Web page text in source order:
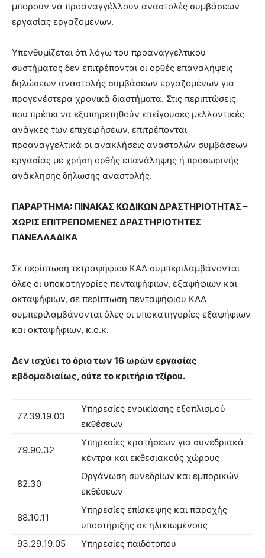
μπορούν να προαναγγέλλουν αναστολές συμβάσεων
εργασίας εργαζομένων.
Υπενθυμίζεται ότι λόγω του προαναγγελτικού
συστήματος δεν επιτρέπονται οι ορθές επαναλήψεις
δηλώσεων αναστολής συμβάσεων εργαζομένων για
προγενέστερα χρονικά διαστήματα. Στις περιπτώσεις
που πρέπει να εξυπηρετηθούν επείγουσες μελλοντικές
ανάγκες των επιχειρήσεων, επιτρέπονται
προαναγγελτικά οι ανακλήσεις αναστολών συμβάσεων
εργασίας με χρήση ορθής επανάληψης ή προσωρινής
ανάκλησης δήλωσης αναστολής.
ΠΑΡΑΡΤΗΜΑ: ΠΙΝΑΚΑΣ ΚΩΔΙΚΩΝ ΔΡΑΣΤΗΡΙΟΤΗΤΑΣ –
ΧΩΡΙΣ ΕΠΙΤΡΕΠΟΜΕΝΕΣ ΔΡΑΣΤΗΡΙΟΤΗΤΕΣ
ΠΑΝΕΛΛΑΔΙΚΑ
Σε περίπτωση τετραψήφιου ΚΑΔ συμπεριλαμβάνονται
όλες οι υποκατηγορίες πενταψήφιων, εξαψήφιων και
οκταψήφιων, σε περίπτωση πενταψήφιου ΚΑΔ
συμπεριλαμβάνονται όλες οι υποκατηγορίες εξαψήφιων
και οκταψήφιων, κ.ο.κ.
Δεν ισχύει το όριο των 16 ωρών εργασίας
εβδομαδιαίως, ούτε το κριτήριο τζίρου.
77.39.19.03
Υπηρεσίες ενοικίασης εξοπλισμού
εκθέσεων
79.90.32
Υπηρεσίες κρατήσεων για συνεδριακά
κέντρα και εκθεσιακούς χώρους
82.30
Οργάνωση συνεδρίων και εμπορικών
εκθέσεων
88.10.11
Υπηρεσίες επίσκεψης και παροχής
υποστήριξης σε ηλικιωμένους
93.29.19.05
Υπηρεσίες παιδότοπου